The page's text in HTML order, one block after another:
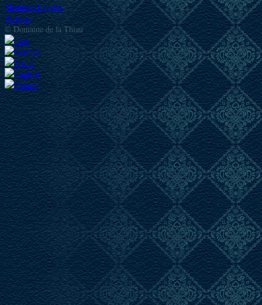
Mentions Légales
Partners
© Domaine de la Thiau